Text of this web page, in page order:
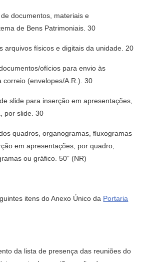
documentos, materiais e
de Bens Patrimoniais. 30
arquivos físicos e digitais da unidade. 20
ofícios para envio às
correio (envelopes/A.R.). 30
slide para inserção em apresentações,
por slide. 30
quadros, organogramas, fluxogramas
em apresentações, por quadro,
ou gráfico. 50” (NR)
itens do Anexo Único da Portaria
da lista de presença das reuniões do